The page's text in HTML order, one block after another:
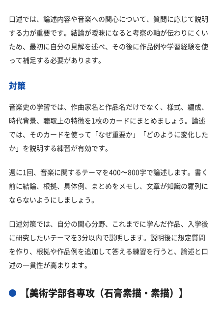
口述では、論述内容や音楽への関心について、質問に応じて説明
する力が重要です。結論が曖昧になると考察の軸が伝わりにくい
ため、最初に自分の見解を述べ、その後に作品例や学習経験を使
って補足する必要があります。
対策
音楽史の学習では、作曲家名と作品名だけでなく、様式、編成、
時代背景、聴取上の特徴を1枚のカードにまとめましょう。論述
では、そのカードを使って「なぜ重要か」「どのように変化した
か」を説明する練習が有効です。
週に1回、音楽に関するテーマを400〜800字で論述します。書く
前に結論、根拠、具体例、まとめをメモし、文章が知識の羅列に
ならないようにしましょう。
口述対策では、自分の関心分野、これまでに学んだ作品、入学後
に研究したいテーマを3分以内で説明します。説明後に想定質問
を作り、根拠や作品例を追加して答える練習を行うと、論述と口
述の一貫性が高まります。
【美術学部各専攻（石膏素描・素描）】